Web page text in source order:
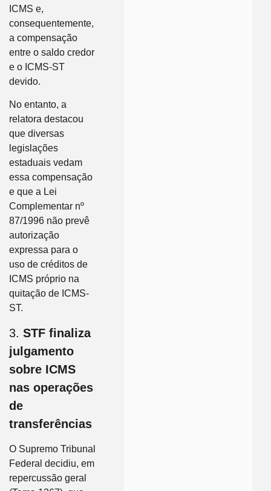
ICMS e,
consequentemente,
a compensação
entre o saldo credor
e o ICMS-ST
devido.
No entanto, a
relatora destacou
que diversas
legislações
estaduais vedam
essa compensação
e que a Lei
Complementar nº
87/1996 não prevê
autorização
expressa para o
uso de créditos de
ICMS próprio na
quitação de ICMS-
ST.
3. STF finaliza
julgamento
sobre ICMS
nas operações
de
transferências
O Supremo Tribunal
Federal decidiu, em
repercussão geral